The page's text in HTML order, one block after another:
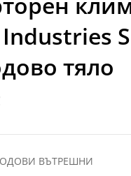
тяло
ВЪТРЕШНИ